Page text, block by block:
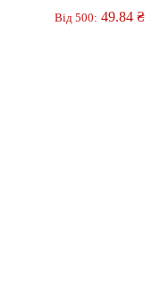
Від 500: 49.84 ₴